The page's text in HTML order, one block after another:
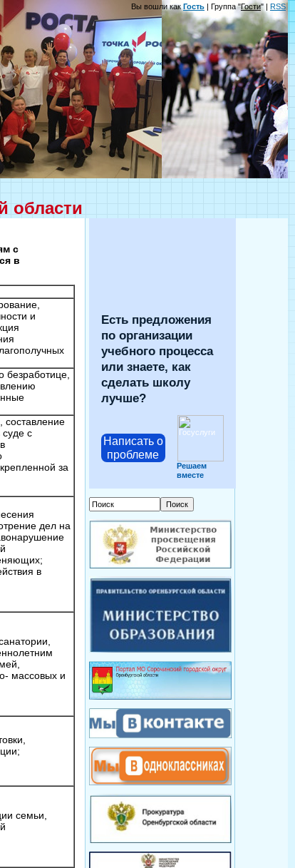
Вы вошли какГость | Группа "Гости" | RSS
области
с
в
и
КДН
составление
суде с
за
дел на
в
массовых и
семьи,
Есть предложения
по организации
учебного процесса
или знаете, как
сделать школу
лучше?
Написать о
проблеме
Решаем
вместе